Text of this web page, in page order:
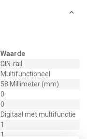
Waarde
DIN-rail
Multifunctioneel
58 Millimeter (mm)
0
0
Digitaal met multifunctie
1
1